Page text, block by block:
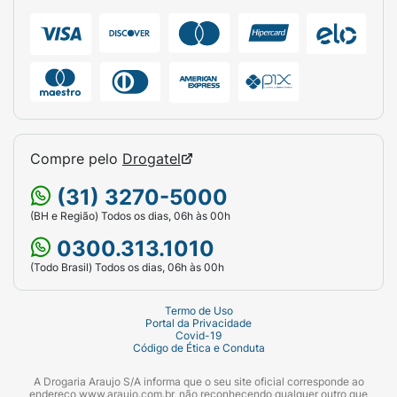
da linha Dove Reconstrução + Aminoácido
fios contra novas agressões. Experimente o
cabelos mais saudáveis e renovados.
*Dano interno com 5 usos de shampoo e
condicionador da linha.
**Estudo técnico de resistência à quebra
comparado com shampoo sem agentes
Compre pelo Drogatel
(31) 3270-5000
(BH e Região) Todos os dias, 06h às 00h
0300.313.1010
(Todo Brasil) Todos os dias, 06h às 00h
Termo de Uso
Portal da Privacidade
Covid-19
Código de Ética e Conduta
A Drogaria Araujo S/A informa que o seu site oficial corresponde ao
endereço www.araujo.com.br, não reconhecendo qualquer outro que